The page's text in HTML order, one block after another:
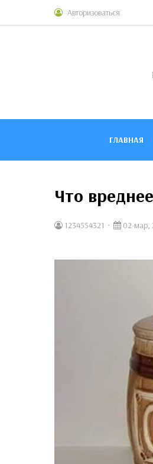
Авторизоваться
ГЛАВНАЯ
Что
1234554321 02-мар,